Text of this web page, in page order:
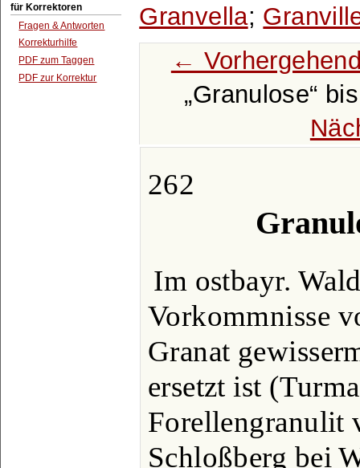
für Korrektoren
Fragen & Antworten
Korrekturhilfe
PDF zum Taggen
PDF zur Korrektur
Granvella;
←
Granulose
262
Im ostbayr.
Vorkommnisse
Granat
ersetzt ist
Forellengranulit
Schloßberg bei